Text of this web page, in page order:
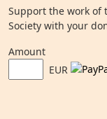
Support the work of
Society with your
Amount
EUR